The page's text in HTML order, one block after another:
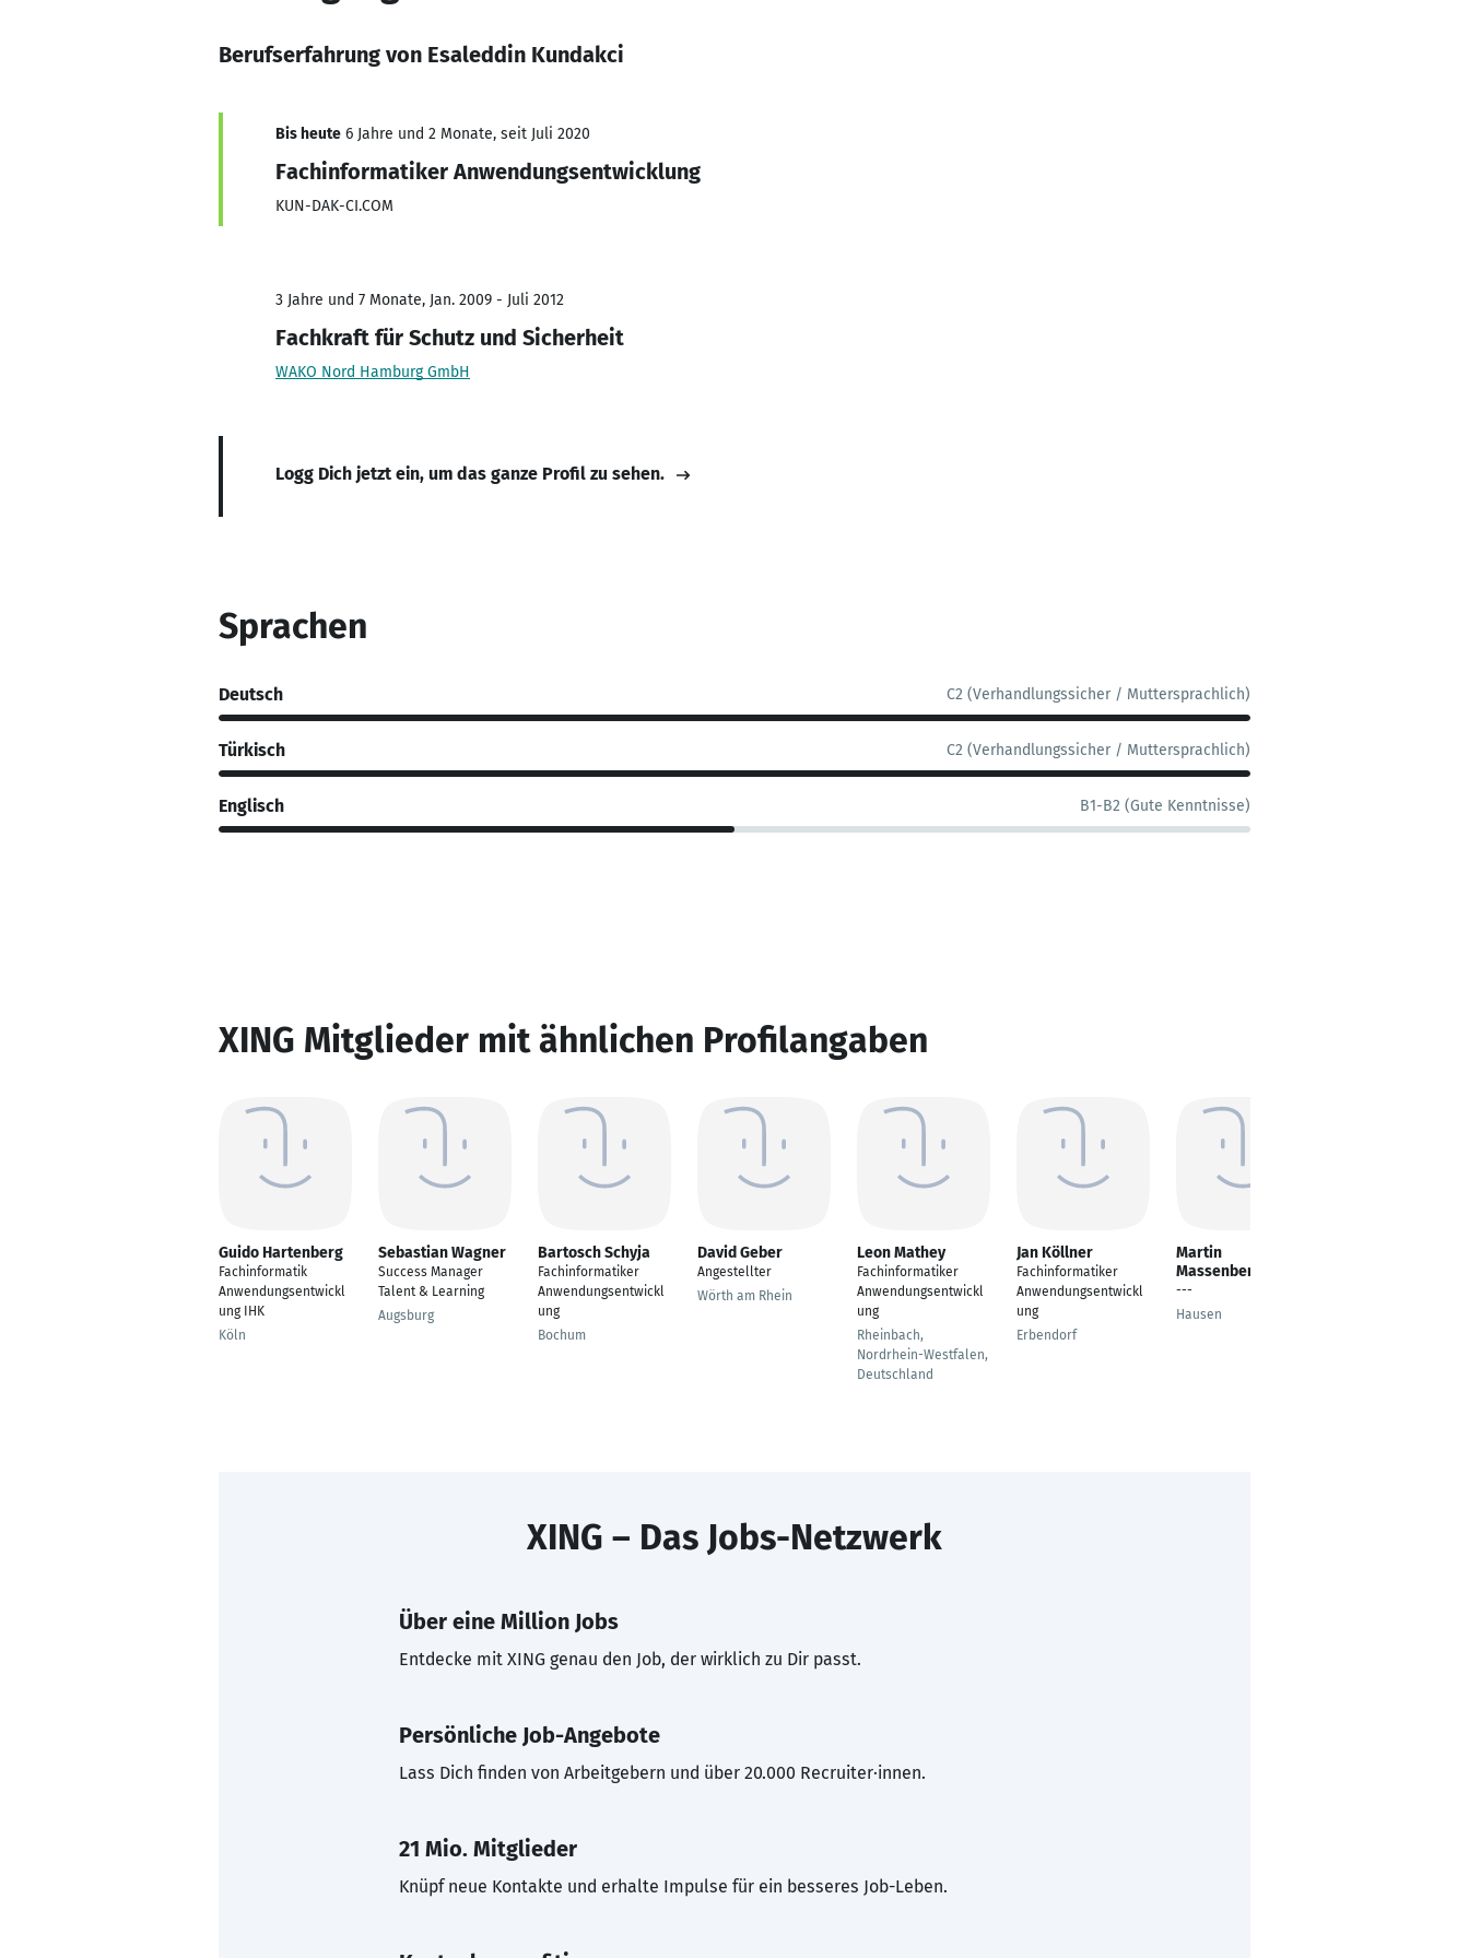
Berufserfahrung von Esaleddin Kundakci
Bis heute 6 Jahre und 2 Monate, seit Juli 2020
Fachinformatiker Anwendungsentwicklung
KUN-DAK-CI.COM
3 Jahre und 7 Monate, Jan. 2009 - Juli 2012
Fachkraft für Schutz und Sicherheit
WAKO Nord Hamburg GmbH
Logg Dich jetzt ein, um das ganze Profil zu sehen.
Sprachen
Deutsch C2 (Verhandlungssicher / Muttersprachlich)
Türkisch C2 (Verhandlungssicher / Muttersprachlich)
Englisch B1-B2 (Gute Kenntnisse)
XING Mitglieder mit ähnlichen Profilangaben
Guido Hartenberg
Fachinformatik
Anwendungsentwickl
ung IHK
Köln
Sebastian Wagner
Success Manager
Talent & Learning
Augsburg
Bartosch Schyja
Fachinformatiker
Anwendungsentwickl
ung
Bochum
David Geber
Angestellter
Wörth am Rhein
Leon Mathey
Fachinformatiker
Anwendungsentwickl
ung
Rheinbach,
Nordrhein-Westfalen,
Deutschland
Jan Köllner
Fachinformatiker
Anwendungsentwickl
ung
Erbendorf
Martin
Massenberg
---
Hausen
XING – Das Jobs-Netzwerk
Über eine Million Jobs
Entdecke mit XING genau den Job, der wirklich zu Dir passt.
Persönliche Job-Angebote
Lass Dich finden von Arbeitgebern und über 20.000 Recruiter·innen.
21 Mio. Mitglieder
Knüpf neue Kontakte und erhalte Impulse für ein besseres Job-Leben.